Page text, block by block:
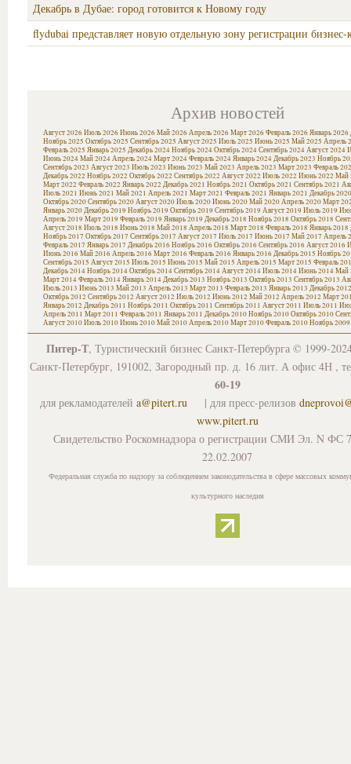
Декабрь в Дубае: город готовится к Новому году
flydubai представляет новую отдельную зону регистрации бизнес-
Архив новостей
Август 2026 Июль 2026 Июнь 2026 Май 2026 Апрель 2026 Март 2026 Февраль 2026 Январь 2026
Ноябрь 2025 Октябрь 2025 Сентябрь 2025 Август 2025 Июль 2025 Июнь 2025 Май 2025 Апрель
Февраль 2025 Январь 2025 Декабрь 2024Ноябрь 2024Октябрь 2024Сентябрь 2024Август 2024
Июнь 2024Май 2024Апрель 2024Март 2024Февраль 2024Январь 2024Декабрь 2023 Ноябрь
Сентябрь 2023 Август 2023 Июль 2023 Июнь 2023 Май 2023 Апрель 2023 Март 2023 Февраль
Декабрь 2022 Ноябрь 2022 Октябрь 2022 Сентябрь 2022 Август 2022 Июль 2022 Июнь 2022 Май
Март 2022 Февраль 2022 Январь 2022 Декабрь 2021 Ноябрь 2021 Октябрь 2021 Сентябрь 2021
Июль 2021 Июнь 2021 Май 2021 Апрель 2021 Март 2021 Февраль 2021 Январь 2021 Декабрь 2020
Октябрь 2020Сентябрь 2020Август 2020Июль 2020Июнь 2020Май 2020Апрель 2020Март
Январь 2020Декабрь 2019 Ноябрь 2019 Октябрь 2019 Сентябрь 2019 Август 2019 Июль 2019
Апрель 2019 Март 2019 Февраль 2019 Январь 2019 Декабрь 2018 Ноябрь 2018 Октябрь 2018
Август 2018 Июль 2018 Июнь 2018 Май 2018 Апрель 2018 Март 2018 Февраль 2018 Январь 2018
Ноябрь 2017 Октябрь 2017 Сентябрь 2017 Август 2017 Июль 2017 Июнь 2017 Май 2017 Апрель
Февраль 2017 Январь 2017 Декабрь 2016 Ноябрь 2016 Октябрь 2016 Сентябрь 2016 Август 2016
Июнь 2016 Май 2016 Апрель 2016 Март 2016 Февраль 2016 Январь 2016 Декабрь 2015 Ноябрь
Сентябрь 2015 Август 2015 Июль 2015 Июнь 2015 Май 2015 Апрель 2015 Март 2015 Февраль
Декабрь 2014Ноябрь 2014Октябрь 2014Сентябрь 2014Август 2014Июль 2014Июнь 2014Май
Март 2014Февраль 2014Январь 2014Декабрь 2013 Ноябрь 2013 Октябрь 2013 Сентябрь 2013
Июль 2013 Июнь 2013 Май 2013 Апрель 2013 Март 2013 Февраль 2013 Январь 2013 Декабрь 2012
Октябрь 2012 Сентябрь 2012 Август 2012 Июль 2012 Июнь 2012 Май 2012 Апрель 2012 Март
Январь 2012 Декабрь 2011 Ноябрь 2011 Октябрь 2011 Сентябрь 2011 Август 2011 Июль 2011
Апрель 2011 Март 2011 Февраль 2011 Январь 2011 Декабрь 2010Ноябрь 2010Октябрь 2010
Август 2010Июль 2010Июнь 2010Май 2010Апрель 2010Март 2010Февраль 2010Ноябрь 2009
Питер-Т, Туристический бизнес Санкт-Петербурга © 1999-
Санкт-Петербург, 191002, Загородный пр. д. 16 лит. А офис 4Н ,
60-19
для рекламодателей a@pitert.ru | для пресс-релизов
www.pitert.ru
Свидетельство Роскомнадзора о регистрации СМИ Эл. N ФС
22.02.2007
Федеральная служба по надзору за соблюдением законодательства в сфере массовых
культурного наследия